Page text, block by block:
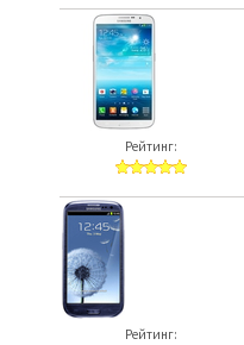
Рейтинг:
Рейтинг: